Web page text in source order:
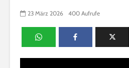
23 März 2026 400 Aufrufe